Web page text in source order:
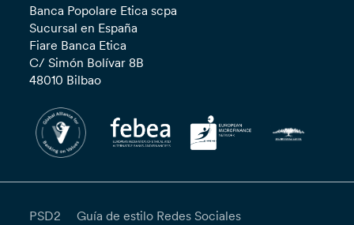
Banca Popolare Etica scpa
Sucursal en España
Fiare Banca Etica
C/ Simón Bolívar 8B
48010 Bilbao
PSD2 Guía de estilo Redes Sociales